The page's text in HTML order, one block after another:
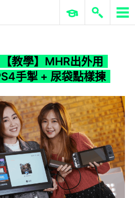
ERP 與商業 AI
教學】MHR出外用
手掣 + 尿袋點樣揀